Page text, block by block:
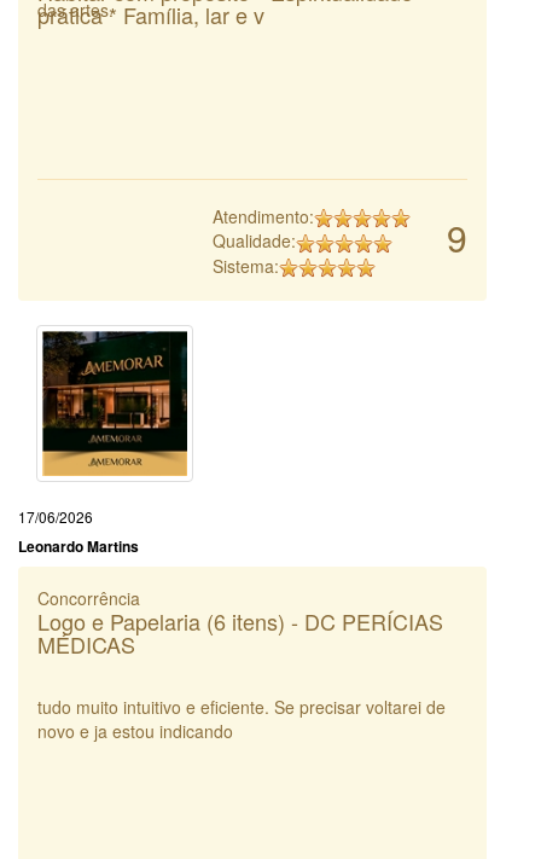
prática * Família, lar e v
das artes.
9
Atendimento:
Qualidade:
Sistema:
17/06/2026
Leonardo Martins
Concorrência
Logo e Papelaria (6 itens) - DC PERÍCIAS
MÉDICAS
tudo muito intuitivo e eficiente. Se precisar voltarei de
novo e ja estou indicando